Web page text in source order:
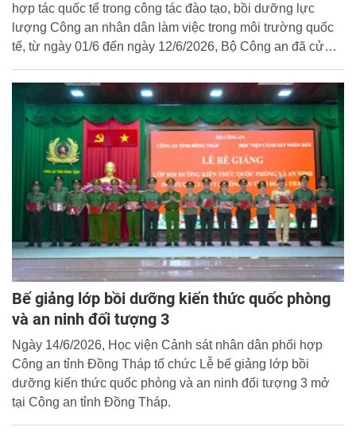
hợp tác quốc tế trong công tác đào tạo, bồi dưỡng lực
lượng Công an nhân dân làm việc trong môi trường quốc
tế, từ ngày 01/6 đến ngày 12/6/2026, Bộ Công an đã cử
(CSND) gồm 12 thành viên tham gia chương trình tập
huấn ngắn hạn tại Đại học Công an nhân dân Trung Quốc.
Bế giảng lớp bồi dưỡng kiến thức quốc phòng
và an ninh đối tượng 3
Ngày 14/6/2026, Học viện Cảnh sát nhân dân phối hợp
Công an tỉnh Đồng Tháp tổ chức Lễ bế giảng lớp bồi
dưỡng kiến thức quốc phòng và an ninh đối tượng 3 mở
tại Công an tỉnh Đồng Tháp.